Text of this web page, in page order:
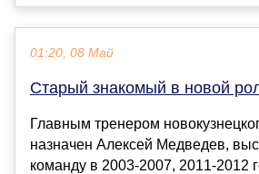
01:20, 08 Май
Старый знакомый в новой
Главным тренером
назначен Алексей Медведев,
команду в 2003-2007, 2011-2012